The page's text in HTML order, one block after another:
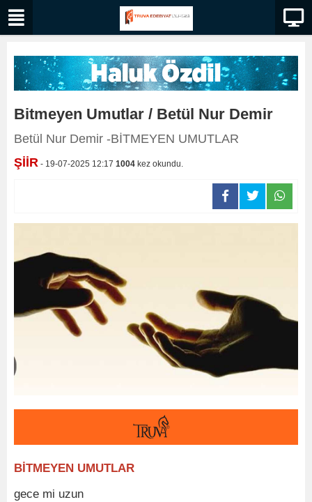
Bitmeyen Umutlar / Betül Nur Demir
Betül Nur Demir -BİTMEYEN UMUTLAR
ŞİİR - 19-07-2025 12:17 1004 kez okundu.
BİTMEYEN UMUTLAR
gece mi uzun